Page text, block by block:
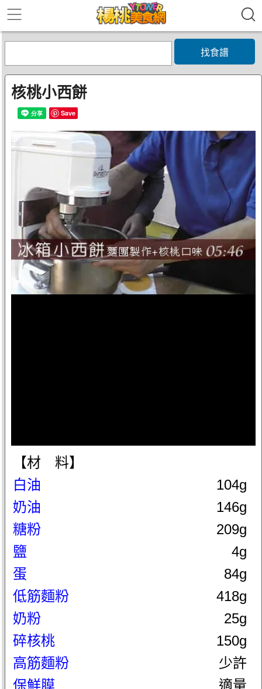
找食譜
核桃小西餅
Save
【材 料】
白油
104g
奶油
146g
糖粉
209g
鹽
4g
蛋
84g
低筋麵粉
418g
奶粉
25g
碎核桃
150g
高筋麵粉
少許
保鮮膜
適量